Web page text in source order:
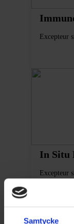
Samtycke
Excepteur
In Situ
Excepteur